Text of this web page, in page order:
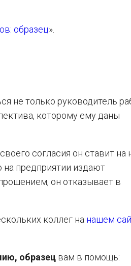
образец».
не только руководитель
которому ему даны
согласия он ставит на
предприятии издают
он отказывает в
коллег на нашем
образец вам в помощь: